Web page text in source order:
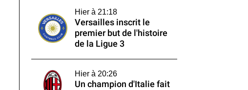
Hier à 21:18
Versailles inscrit le
premier but de l'histoire
de la Ligue 3
Hier à 20:26
Un champion d'Italie fait